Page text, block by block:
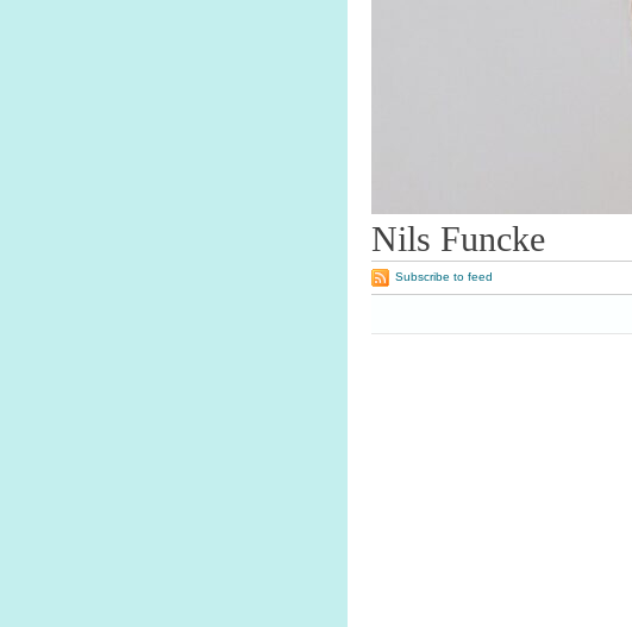
Nils Funcke
Subscribe to feed